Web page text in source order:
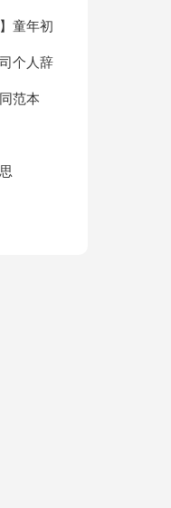
童年初
集锦十
个人辞
6篇
范本